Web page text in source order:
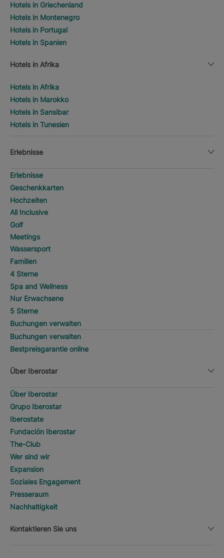
Hotels in Griechenland
Hotels in Montenegro
Hotels in Portugal
Hotels in Spanien
Hotels in Afrika
Hotels in Afrika
Hotels in Marokko
Hotels in Sansibar
Hotels in Tunesien
Erlebnisse
Erlebnisse
Geschenkkarten
Hochzeiten
All Inclusive
Golf
Meetings
Wassersport
Familien
4 Sterne
Spa and Wellness
Nur Erwachsene
5 Sterne
Buchungen verwalten
Buchungen verwalten
Bestpreisgarantie online
Über Iberostar
Über Iberostar
Grupo Iberostar
Iberostate
Fundación Iberostar
The-Club
Wer sind wir
Expansion
Soziales Engagement
Presseraum
Nachhaltigkeit
Kontaktieren Sie uns